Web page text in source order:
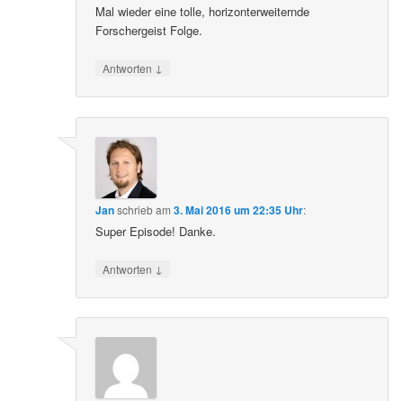
Mal wieder eine tolle, horizonterweiternde
Forschergeist Folge.
Antworten ↓
Janschriebam3. Mai 2016 um 22:35 Uhr:
Super Episode! Danke.
Antworten ↓